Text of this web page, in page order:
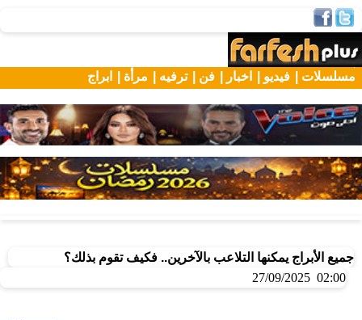
مسلسلات | فيديو | اخبار | فن | ترفيه | مرأة | ابراج
جميع الأبراج يمكنها التلاعب بالآخرين.. فكيف تقوم بذلك؟
02:00 27/09/2025